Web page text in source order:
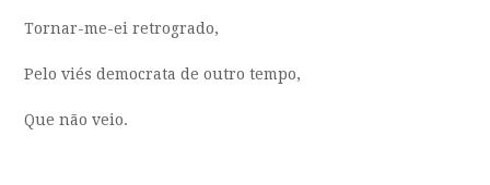
Tornar-me-ei retrogrado,
Pelo viés democrata de outro tempo,
Que não veio.